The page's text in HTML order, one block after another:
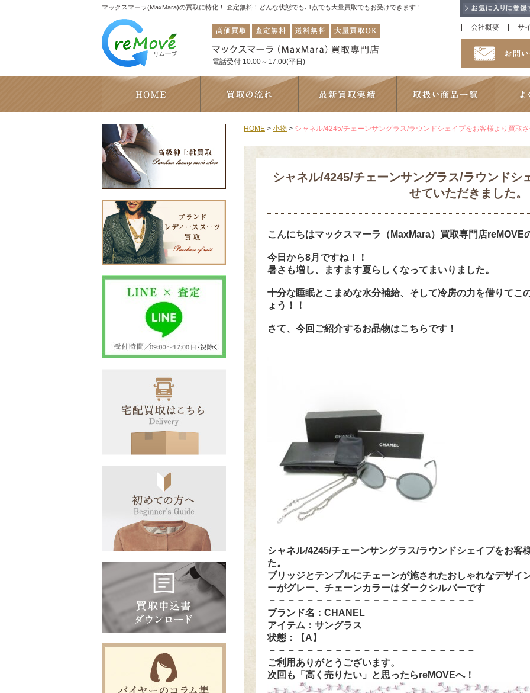
マックスマーラ(MaxMara)の買取に特化！ 査定無料！どんな状態でも､1点でも大量買取でもお受けできます！
電話受付 10:00～17:00(平日)
会社概要 サ
HOME > 小物 > シャネル/4245/チェーンサングラス/ラウンドシェイプをお客様より買取
シャネル/4245/チェーンサングラス/ラウンドシ
せていただきました。
こんにちはマックスマーラ（MaxMara）買取専門店reMOVE
今日から8月ですね！！
暑さも増し、ますます夏らしくなってまいりました。
十分な睡眠とこまめな水分補給、そして冷房の力を借りてこ
ょう！！
さて、今回ご紹介するお品物はこちらです！
シャネル/4245/チェーンサングラス/ラウンドシェイプをお客
た。
ブリッジとテンプルにチェーンが施されたおしゃれなデザイ
ーがグレー、チェーンカラーはダークシルバーです
－－－－－－－－－－－－－－－－－－－－－－
ブランド名：CHANEL
アイテム：サングラス
状態：【A 】
－－－－－－－－－－－－－－－－－－－－－－
ご利用ありがとうございます。
次回も「高く売りたい」と思ったらreMOVEへ！